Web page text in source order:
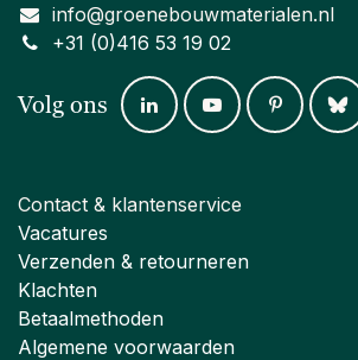
info@groenebouwmaterialen.nl
+31 (0)416 53 19 02
Volg ons
Contact & klantenservice
Vacatures
Verzenden & retourneren
Klachten
Betaalmethoden
Algemene voorwaarden